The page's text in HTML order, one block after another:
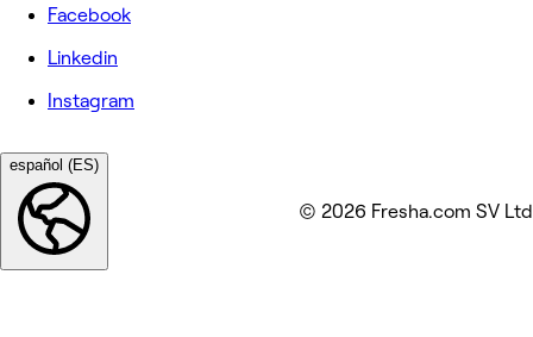
Facebook
Linkedin
Instagram
español (ES)
© 2026 Fresha.com SV Ltd